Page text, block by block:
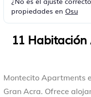
propiedades en Osu
11
Montecito Apartments
Gran Acra. Ofrece